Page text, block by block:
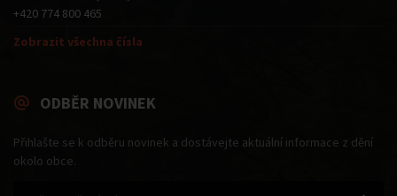
+420 774 800 465
Zobrazit všechna čísla
ODBĚR NOVINEK
Přihlašte se k odběru novinek a dostávejte aktuální informace z dění
okolo obce.